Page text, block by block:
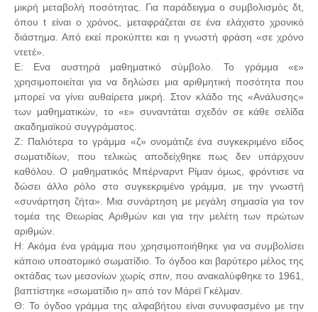
μικρή μεταβολή ποσότητας. Για παράδειγμα ο συμβολισμός δt,
όπου t είναι ο χρόνος, μεταφράζεται σε ένα ελάχιστο χρονικό
διάστημα. Από εκεί προκύπτει και η γνωστή φράση «σε χρόνο
ντετέ».
Ε: Ενα αυστηρά μαθηματικό σύμβολο. Το γράμμα «ε»
χρησιμοποιείται για να δηλώσει μια αριθμητική ποσότητα που
μπορεί να γίνει αυθαίρετα μικρή. Στον κλάδο της «Ανάλυσης»
των μαθηματικών, το «ε» συναντάται σχεδόν σε κάθε σελίδα
ακαδημαϊκού συγγράματος.
Ζ: Παλιότερα το γράμμα «ζ» ονομάτιζε ένα συγκεκριμένο είδος
σωματιδίων, που τελικώς αποδείχθηκε πως δεν υπάρχουν
καθόλου. Ο μαθηματικός Μπέρναρντ Ρίμαν όμως, φρόντισε να
δώσει άλλο ρόλο στο συγκεκριμένο γράμμα, με την γνωστή
«συνάρτηση ζήτα». Μια συνάρτηση με μεγάλη σημασία για τον
τομέα της Θεωρίας Αριθμών και για την μελέτη των πρώτων
αριθμών.
Η: Ακόμα ένα γράμμα που χρησιμοποιήθηκε για να συμβολίσει
κάποιο υποατομικό σωματίδιο. Το όγδοο και βαρύτερο μέλος της
οκτάδας των μεσονίων χωρίς σπιν, που ανακαλύφθηκε το 1961,
βαπτίστηκε «σωματίδιο η» από τον Μάρεϊ Γκέλμαν.
Θ: Το όγδοο γράμμα της αλφαβήτου είναι συνυφασμένο με την